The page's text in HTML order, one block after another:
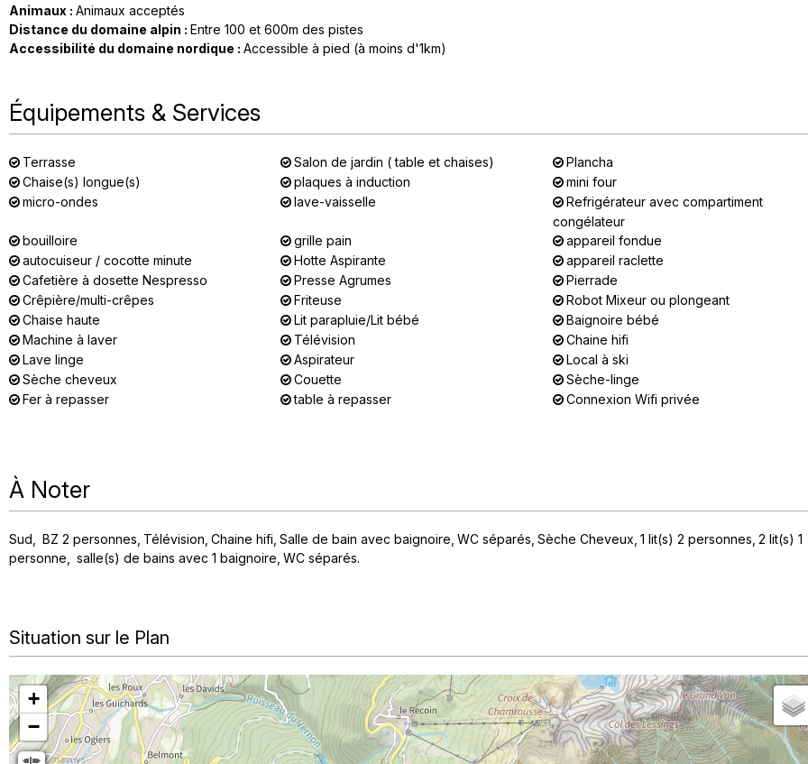
Animaux : Animaux acceptés
Distance du domaine alpin : Entre 100 et 600m des pistes
Accessibilité du domaine nordique : Accessible à pied (à moins d'1km)
Équipements & Services
Terrasse Salon de jardin ( table et chaises)
Plancha
Chaise(s) longue(s)
plaques à induction
mini four
micro-ondes
lave-vaisselle
Refrigérateur avec compartiment
congélateur
bouilloire
grille pain
appareil fondue
autocuiseur / cocotte minute
Hotte Aspirante
appareil raclette
Cafetière à dosette Nespresso
Presse Agrumes
Pierrade
Crêpière/multi-crêpes
Friteuse
Robot Mixeur ou plongeant
Chaise haute
Lit parapluie/Lit bébé
Baignoire bébé
Machine à laver
Télévision
Chaine hifi
Lave linge
Aspirateur
Local à ski
Sèche cheveux
Couette
Sèche-linge
Fer à repasser
table à repasser Connexion Wifi privée
À Noter
Sud BZ 2 personnes Télévision Chaine hifi Salle de bain avec baignoire WC séparés Sèche Cheveux 1 lit(s) 2 personnes 2 lit(s) 1
personne
salle(s) de bains avec 1 baignoire WC séparés
Situation sur le Plan
+
−